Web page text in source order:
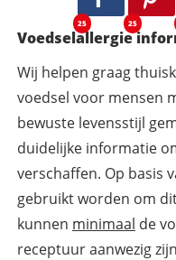
25 25
Voedselallergie
Wij helpen graag
voedsel voor mensen
bewuste levensstijl
duidelijke informatie
verschaffen. Op basis
gebruikt worden om
kunnen minimaal de
receptuur aanwezig